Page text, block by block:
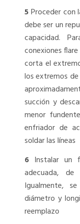
5Proceder con
debe ser un
capacidad.
conexiones
corta el
los extremos
succión y
menor
enfriador de
soldar las líneas
6 Instalar un
adecuada,
Igualmente,
diámetro y
reemplazo